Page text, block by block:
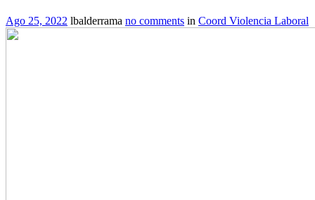
Ago 25, 2022 lbalderrama no comments in Coord Violencia Laboral